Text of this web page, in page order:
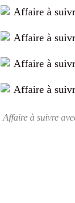
Affaire à suivre